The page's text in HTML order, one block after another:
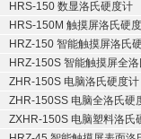
HRS-150 数显洛氏硬度计
HRS-150M 触摸屏洛氏硬
HRZ-150 智能触摸屏洛氏
HRZ-150S 智能触摸屏全
ZHR-150S 电脑洛氏硬度计
ZHR-150SS 电脑全洛氏硬
ZXHR-150S 电脑塑料洛氏